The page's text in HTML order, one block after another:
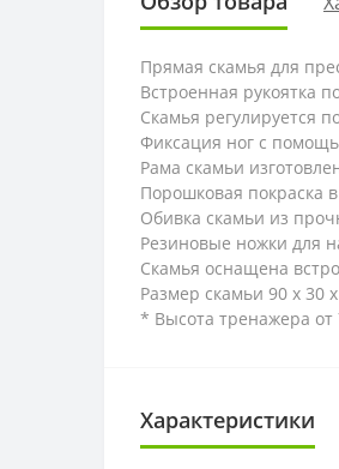
Прямая скамья для
Встроенная рукоятка
Скамья регулируется
Фиксация ног с
Рама скамьи
Порошковая покраска
Обивка скамьи из
Резиновые ножки для
Скамья оснащена
Размер скамьи 90 х 30
* Высота тренажера от
Характеристики